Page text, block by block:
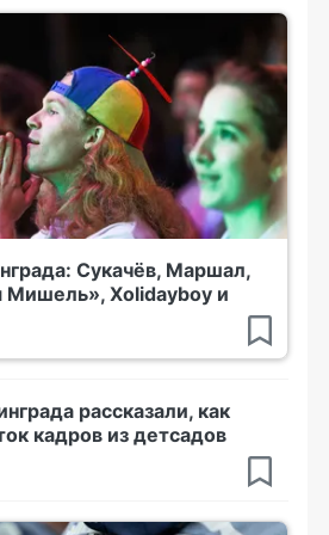
Сукачёв, Маршал,
Мишель», Xolidayboy и
рассказали, как
кадров из детсадов